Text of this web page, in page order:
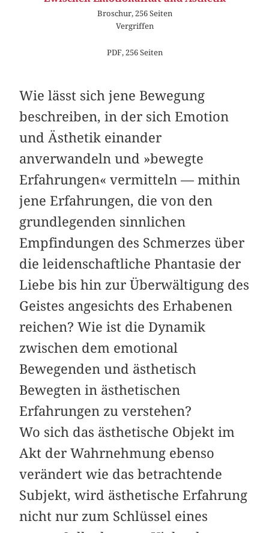
Broschur, 256 Seiten
Vergriffen
PDF, 256 Seiten
Wie lässt sich jene Bewegung
beschreiben, in der sich Emotion
und Ästhetik einander
anverwandeln und »bewegte
Erfahrungen« vermitteln — mithin
jene Erfahrungen, die von den
grundlegenden sinnlichen
Empfindungen des Schmerzes über
die leidenschaftliche Phantasie der
Liebe bis hin zur Überwältigung des
Geistes angesichts des Erhabenen
reichen? Wie ist die Dynamik
zwischen dem emotional
Bewegenden und ästhetisch
Bewegten in ästhetischen
Erfahrungen zu verstehen?
Wo sich das ästhetische Objekt im
Akt der Wahrnehmung ebenso
verändert wie das betrachtende
Subjekt, wird ästhetische Erfahrung
nicht nur zum Schlüssel eines